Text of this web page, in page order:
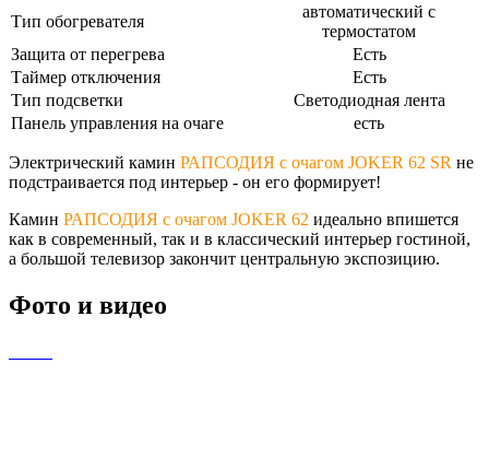
Тип обогревателя
автоматический с
термостатом
Защита от перегрева
Есть
Таймер отключения
Есть
Тип подсветки
Светодиодная лента
Панель управления на очаге
есть
Электрический камин РАПСОДИЯ с очагом JOKER 62 SR не
подстраивается под интерьер - он его формирует!
Камин РАПСОДИЯ с очагом JOKER 62 идеально впишется
как в современный, так и в классический интерьер гостиной,
а большой телевизор закончит центральную экспозицию.
Фото и видео